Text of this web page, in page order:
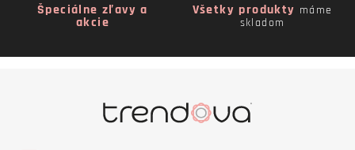
Špeciálne zľavy a
akcie
Všetky produkty máme
skladom